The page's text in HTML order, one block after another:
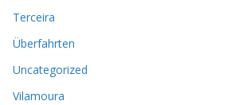
Terceira
Überfahrten
Uncategorized
Vilamoura